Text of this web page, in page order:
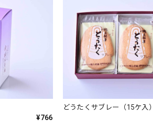
¥766
どうたくサブレー（15ケ入）